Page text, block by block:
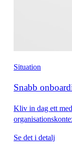
Situation
Snabb
Kliv in dag ett
Se det i detalj